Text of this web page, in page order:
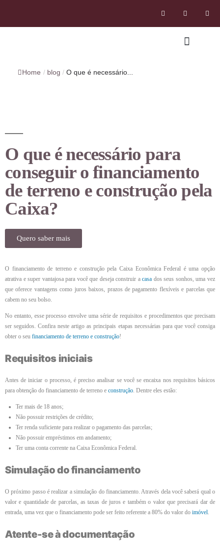
Home / blog / O que é necessário...
O que é necessário para
conseguir o financiamento
de terreno e construção pela
Caixa?
Quero saber mais
O financiamento de terreno e construção pela Caixa Econômica Federal é uma opção
atrativa e super vantajosa para você que deseja construir a casa dos seus sonhos, uma vez
que oferece vantagens como juros baixos, prazos de pagamento flexíveis e parcelas que
cabem no seu bolso.
No entanto, esse processo envolve uma série de requisitos e procedimentos que precisam
ser seguidos. Confira neste artigo as principais etapas necessárias para que você consiga
obter o seu financiamento de terreno e construção!
Requisitos iniciais
Antes de iniciar o processo, é preciso analisar se você se encaixa nos requisitos básicos
para obtenção do financiamento de terreno e construção. Dentre eles estão:
Ter mais de 18 anos;
Não possuir restrições de crédito;
Ter renda suficiente para realizar o pagamento das parcelas;
Não possuir empréstimos em andamento;
Ter uma conta corrente na Caixa Econômica Federal.
Simulação do financiamento
O próximo passo é realizar a simulação do financiamento. Através dela você saberá qual o
valor e quantidade de parcelas, as taxas de juros e também o valor que precisará dar de
entrada, uma vez que o financiamento pode ser feito referente a 80% do valor do imóvel.
Atente-se à documentação